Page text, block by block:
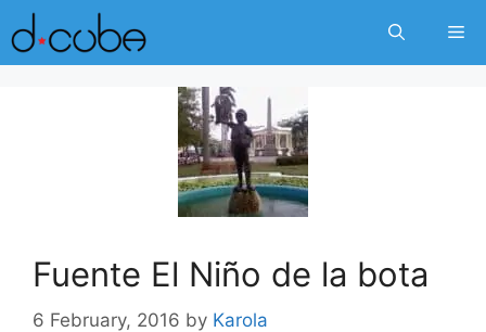
Skip
to
content
Fuente El Niño de la bota
6 February, 2016 by Karola